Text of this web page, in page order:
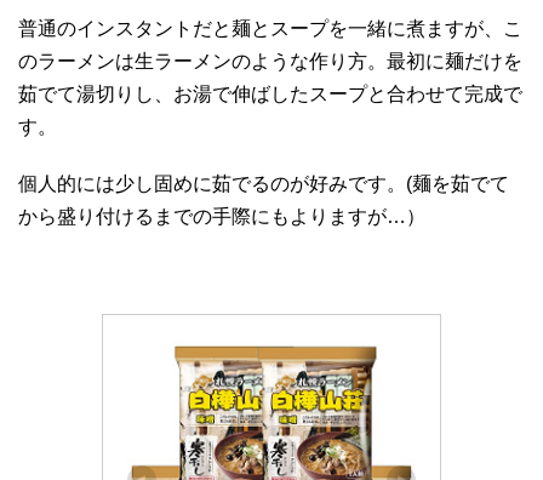
普通のインスタントだと麺とスープを一緒に煮ますが、こ
のラーメンは生ラーメンのような作り方。最初に麺だけを
茹でて湯切りし、お湯で伸ばしたスープと合わせて完成で
す。
個人的には少し固めに茹でるのが好みです。(麺を茹でて
から盛り付けるまでの手際にもよりますが…）